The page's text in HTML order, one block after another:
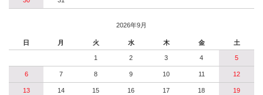
2026年9月
日 月 火 水 木 金 土
1 2 3 4 5
6 7 8 9 10 11 12
13 14 15 16 17 18 19